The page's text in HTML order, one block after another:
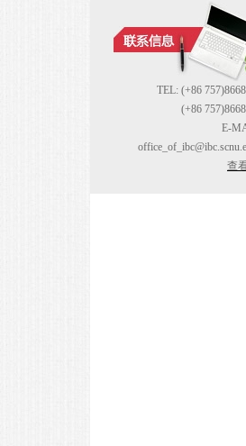
TEL: (+86
(+86
E-
查